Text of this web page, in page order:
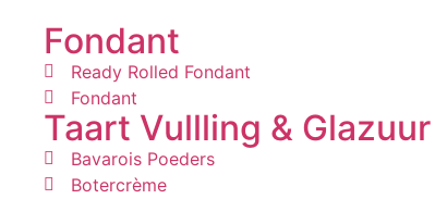
Fondant
Ready Rolled Fondant
Fondant
Taart Vullling & Glazuur
Bavarois Poeders
Botercrème